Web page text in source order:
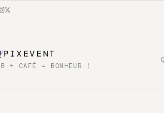
PIXEVENT
+ CAFÉ = BONHEUR !